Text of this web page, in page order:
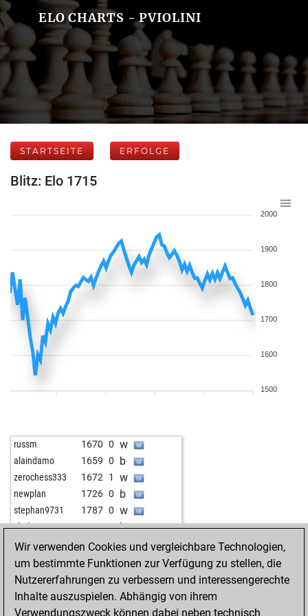
ELO CHARTS - PVIOLINI
STARTSEITE ERFOLGE
Blitz: Elo 1715
2000
1900
1800
1700
1600
1500
russm 1670 0 w
alaindamo 1659 0 b
zerochess333 1672 1 w
newplan 1726 0 b
stephan9731 1787 0 w
xhelo 1883 0 b
xhelo 1869 0 w
xhelo 1853 0 b
xhelo 1855 r w
xhelo 1838 0 b
xhelo 1818 0 w
Wir verwenden Cookies und vergleichbare Technologien,
um bestimmte Funktionen zur Verfügung zu stellen, die
Nutzererfahrungen zu verbessern und interessengerechte
Inhalte auszuspielen. Abhängig von ihrem
Verwendungszweck können dabei neben technisch